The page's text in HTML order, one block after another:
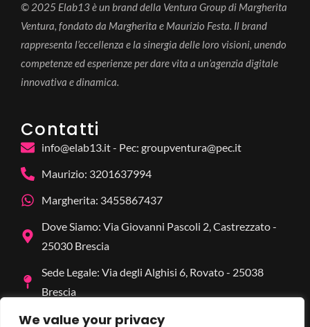
We value your privacy
© 2025 Elab13 è un brand della Ventura Group di Margherita
Ventura, fondato da Margherita e Maurizio Festa. Il brand
rappresenta l’eccellenza e la sinergia delle loro visioni, unendo
competenze ed esperienze per dare vita a un’agenzia digitale
innovativa e dinamica.
Contatti
info@elab13.it - Pec: groupventura@pec.it
Maurizio: 3201637994
Margherita: 3455867437
Dove Siamo: Via Giovanni Pascoli 2, Castrezzato -
25030 Brescia
Sede Legale: Via degli Alghisi 6, Rovato - 25038
Brescia